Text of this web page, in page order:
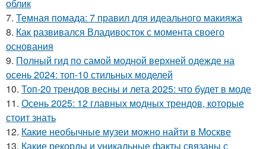
облик
7. Темная помада: 7 правил для идеального макияжа
8. Как развивался Владивосток с момента своего
основания
9. Полный гид по самой модной верхней одежде на
осень 2024: топ-10 стильных моделей
10. Топ-20 трендов весны и лета 2025: что будет в моде
11. Осень 2025: 12 главных модных трендов, которые
стоит знать
12. Какие необычные музеи можно найти в Москве
13. Какие рекорды и уникальные факты связаны с